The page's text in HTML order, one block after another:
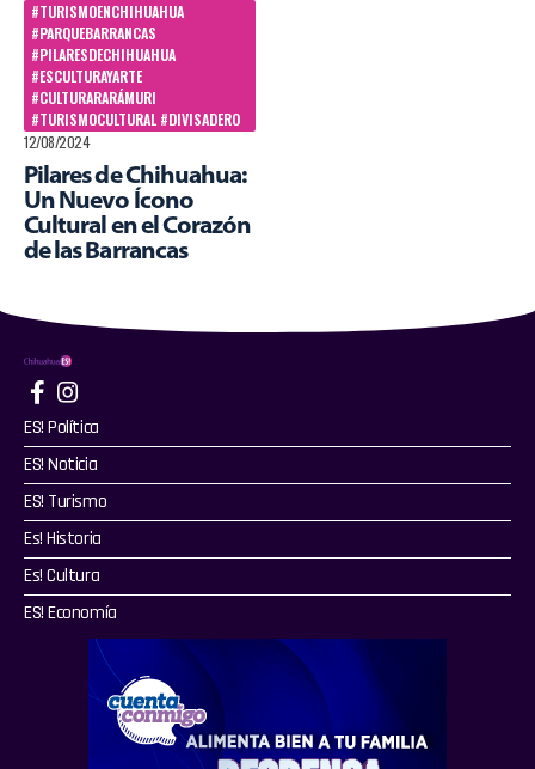
#TURISMOENCHIHUAHUA
#PARQUEBARRANCAS
#PILARESDECHIHUAHUA
#ESCULTURAYARTE
#CULTURARARÁMURI
#TURISMOCULTURAL #DIVISADERO
12/08/2024
Pilares de Chihuahua:
Un Nuevo Ícono
Cultural en el Corazón
de las Barrancas
ES! Política
ES! Noticia
ES! Turismo
Es! Historia
Es! Cultura
ES! Economía